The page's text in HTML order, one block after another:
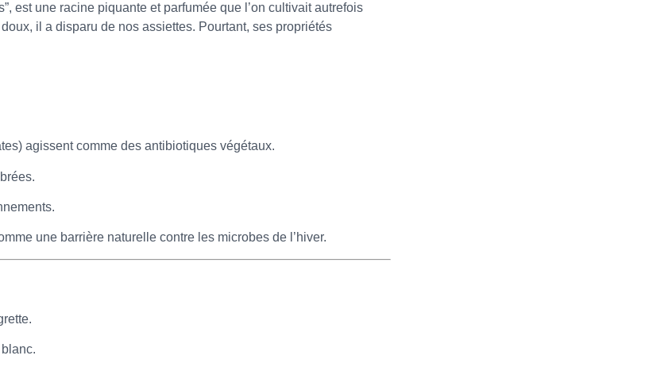
est une racine piquante et parfumée que l’on cultivait autrefois
il a disparu de nos assiettes. Pourtant, ses propriétés
agissent comme des antibiotiques végétaux.
une barrière naturelle contre les microbes de l’hiver.